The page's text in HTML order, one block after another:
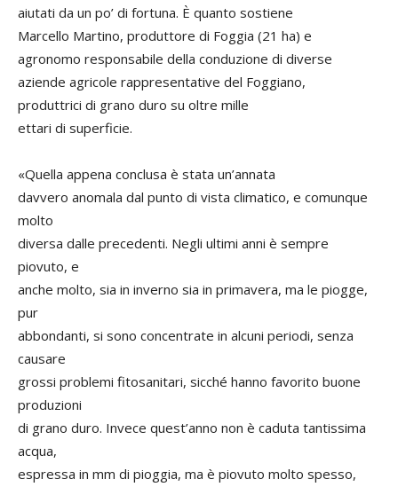
aiutati da un po’ di fortuna. È quanto sostiene
Marcello Martino, produttore di Foggia (21 ha) e
agronomo responsabile della conduzione di diverse
aziende agricole rappresentative del Foggiano,
produttrici di grano duro su oltre mille
ettari di superficie.
«Quella appena conclusa è stata un’annata
davvero anomala dal punto di vista climatico, e comunque
molto
diversa dalle precedenti. Negli ultimi anni è sempre
piovuto, e
anche molto, sia in inverno sia in primavera, ma le piogge,
pur
abbondanti, si sono concentrate in alcuni periodi, senza
causare
grossi problemi fitosanitari, sicché hanno favorito buone
produzioni
di grano duro. Invece quest’anno non è caduta tantissima
acqua,
espressa in mm di pioggia, ma è piovuto molto spesso,